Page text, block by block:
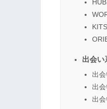
出会い
出
出
出